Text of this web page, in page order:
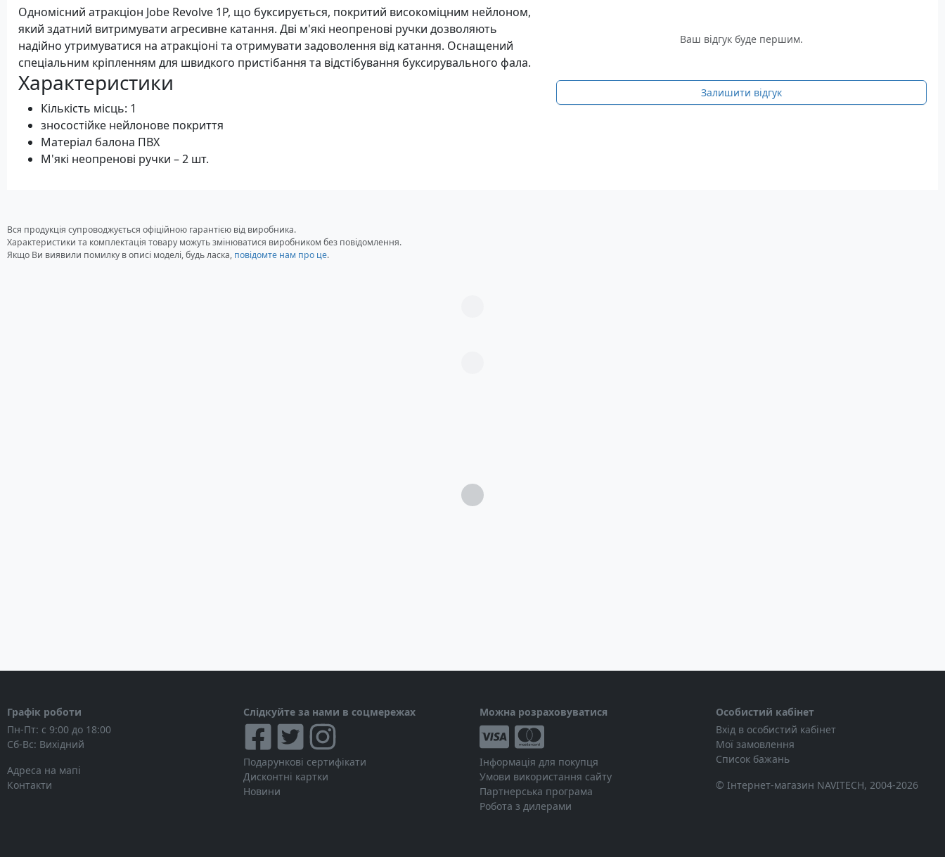
Одномісний атракціон Jobe Revolve 1P, що буксирується, покритий високоміцним нейлоном,
який здатний витримувати агресивне катання. Дві м'які неопренові ручки дозволяють
надійно утримуватися на атракціоні та отримувати задоволення від катання. Оснащений
спеціальним кріпленням для швидкого пристібання та відстібування буксирувального фала.
Характеристики
Кількість місць: 1
зносостійке нейлонове покриття
Матеріал балона ПВХ
М'які неопренові ручки – 2 шт.
Ваш відгук буде першим.
Залишити відгук
Вся продукція супроводжується офіційною гарантією від виробника.
Характеристики та комплектація товару можуть змінюватися виробником без повідомлення.
Якщо Ви виявили помилку в описі моделі, будь ласка, повідомте нам про це.
Загрузка...
Графік роботи
Пн-Пт: с 9:00 до 18:00
Сб-Вс: Вихідний
Адреса на мапі
Контакти
Слідкуйте за нами в соцмережах
Подарункові сертифікати
Дисконтні картки
Новини
Можна розраховуватися
Інформація для покупця
Умови використання сайту
Партнерська програма
Робота з дилерами
Особистий кабінет
Вхід в особистий кабінет
Мої замовлення
Список бажань
© Інтернет-магазин NAVITECH, 2004-2026